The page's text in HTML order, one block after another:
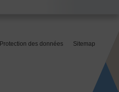
Protection des données Sitemap